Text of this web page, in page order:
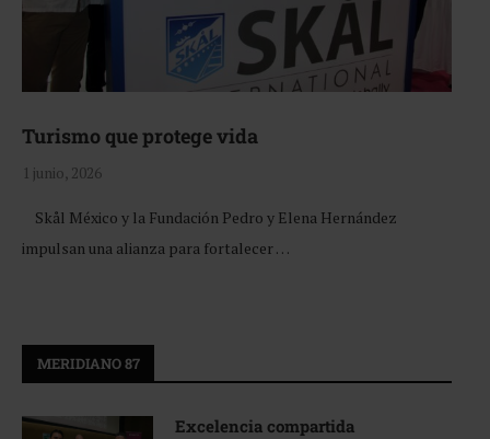
Turismo que protege vida
1 junio, 2026
Skål México y la Fundación Pedro y Elena Hernández
impulsan una alianza para fortalecer …
MERIDIANO 87
Excelencia compartida